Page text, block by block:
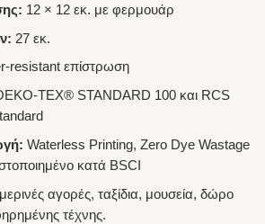
12 × 12 εκ. με φερμουάρ
27 εκ.
resistant επίστρωση
TEX® STANDARD 100 και RCS
Waterless Printing, Zero Dye Wastage
κατά BSCI
αγορές, ταξίδια, μουσεία, δώρο
τέχνης.